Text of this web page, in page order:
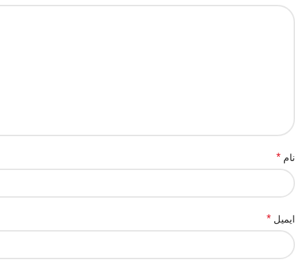
نام *
ایمیل *